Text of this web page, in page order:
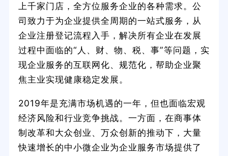
上千家门店，全方位服务企业的各种需求。公
司致力于为企业提供全周期的一站式服务，从
企业注册登记流程入手，解决所有企业在发展
过程中面临的“人、财、物、税、事”等问题，实
现企业服务的互联网化、规范化，帮助企业聚
焦主业实现健康稳定发展。
2019年是充满市场机遇的一年，但也面临宏观
经济风险和行业竞争挑战。一方面，在商事体
制改革和大众创业、万众创新的推动下，大量
快速增长的中小微企业为企业服务市场提供了